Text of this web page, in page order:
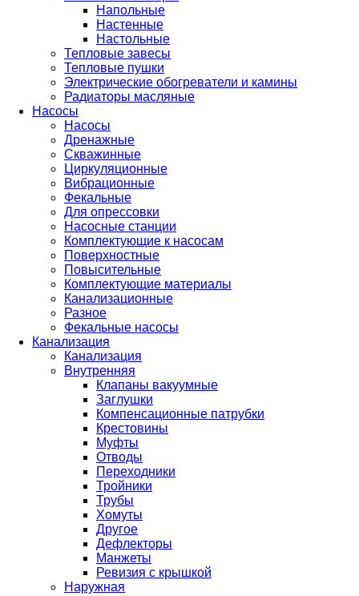
Напольные
Настенные
Настольные
Тепловые завесы
Тепловые пушки
Электрические обогреватели и камины
Радиаторы масляные
Насосы
Насосы
Дренажные
Скважинные
Циркуляционные
Вибрационные
Фекальные
Для опрессовки
Насосные станции
Комплектующие к насосам
Поверхностные
Повысительные
Комплектующие материалы
Канализационные
Разное
Фекальные насосы
Канализация
Канализация
Внутренняя
Клапаны вакуумные
Заглушки
Компенсационные патрубки
Крестовины
Муфты
Отводы
Переходники
Тройники
Трубы
Хомуты
Другое
Дефлекторы
Манжеты
Ревизия с крышкой
Наружная